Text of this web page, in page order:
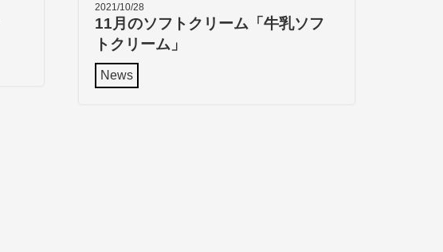
2021/10/28
11月のソフトクリーム「牛乳ソフ
トクリーム」
News